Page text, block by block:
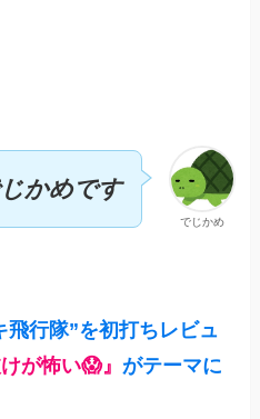
でじかめ
かめです
飛行隊”を初打ちレビュ
が怖い😱』 がテーマに